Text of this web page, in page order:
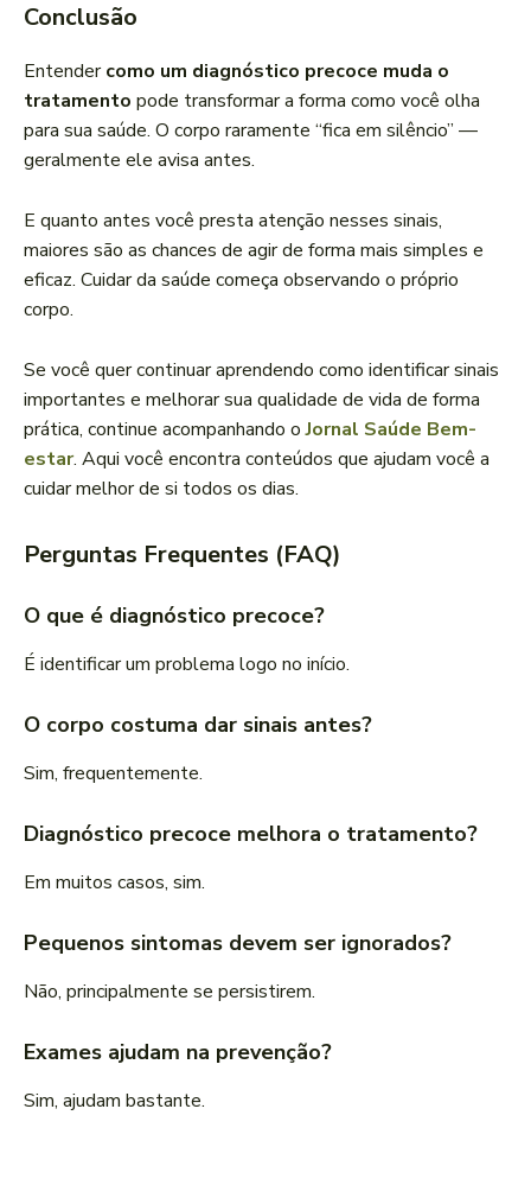
Conclusão
Entendercomo um diagnóstico precoce muda o
tratamento pode transformar a forma como você olha
para sua saúde. O corpo raramente “fica em silêncio” —
geralmente ele avisa antes.
E quanto antes você presta atenção nesses sinais,
maiores são as chances de agir de forma mais simples e
eficaz. Cuidar da saúde começa observando o próprio
corpo.
Se você quer continuar aprendendo como identificar sinais
importantes e melhorar sua qualidade de vida de forma
prática, continue acompanhando oJornal Saúde Bem-
estar. Aqui você encontra conteúdos que ajudam você a
cuidar melhor de si todos os dias.
Perguntas Frequentes (FAQ)
O que é diagnóstico precoce?
É identificar um problema logo no início.
O corpo costuma dar sinais antes?
Sim, frequentemente.
Diagnóstico precoce melhora o tratamento?
Em muitos casos, sim.
Pequenos sintomas devem ser ignorados?
Não, principalmente se persistirem.
Exames ajudam na prevenção?
Sim, ajudam bastante.